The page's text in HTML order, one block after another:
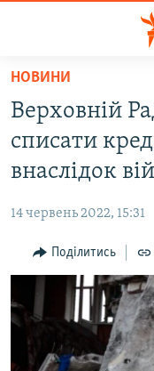
Перейти
основного
матеріалу
до
основної
навігації
Перейти
до
пошуку
ВОДА.КРИМ
ВІДЕО ТА ФОТО
БЛОГИ
ПОГЛЯД
ІНТЕРВ'Ю
ВСЕ ЗА ДЕНЬ
СПЕЦПРОЕКТИ
НОВИНИ
Верховній
списати
внаслідок
14 червень 2022, 15:31
Поділитись